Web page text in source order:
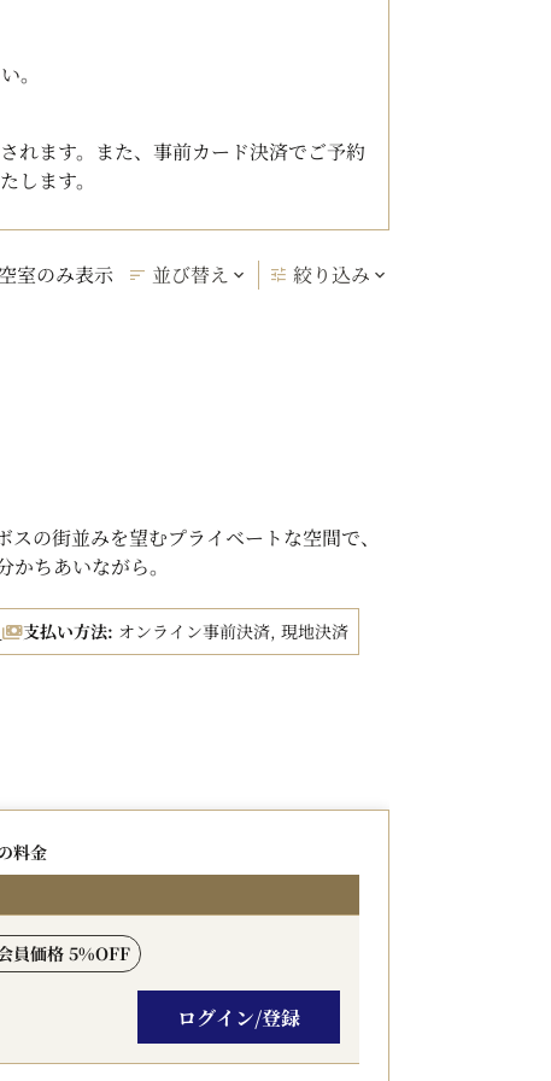
。
れます。また、事前カード決済でご予約
します。
室のみ表示 並び替え 絞り込み
の街並みを望むプライベートな空間で、
ちあいながら。
い寝のお子様には含まれておりません）
ん。
の取り扱いもございます）
ックイン日の朝から、チェックアウト日の
円の追加を頂戴いたします。
支払い方法: オンライン事前決済, 現地決済
料金
員価格 5%OFF
ログイン/登録